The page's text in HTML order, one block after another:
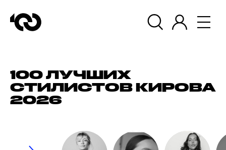
100 ЛУЧШИХ
СТИЛИСТОВ КИРОВА
2026